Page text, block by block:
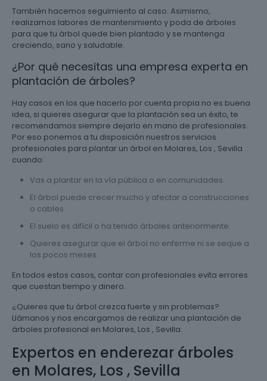
También hacemos seguimiento al caso. Asimismo,
realizamos labores de mantenimiento y poda de árboles
para que tu árbol quede bien plantado y se mantenga
creciendo, sano y saludable.
¿Por qué necesitas una empresa experta en
plantación de árboles?
Hay casos en los que hacerlo por cuenta propia no es buena
idea, si quieres asegurar que la plantación sea un éxito, te
recomendamos siempre dejarlo en mano de profesionales.
Por eso ponemos a tu disposición nuestros servicios
profesionales para plantar un árbol en Molares, Los , Sevilla
cuando:
Vas a plantar en la vía pública o en comunidades.
El árbol puede crecer mucho y afectar a construcciones
o cables.
El suelo es difícil o ha tenido árboles anteriormente.
Quieres asegurar que el árbol no enferme ni se seque a
los pocos meses.
En todos estos casos, contar con profesionales evita errores
que cuestan tiempo y dinero.
¿Quieres que tu árbol crezca fuerte y sin problemas?
Llámanos y nos encargamos de realizar una plantación de
árboles profesional en Molares, Los , Sevilla.
Expertos en enderezar árboles
en Molares, Los , Sevilla